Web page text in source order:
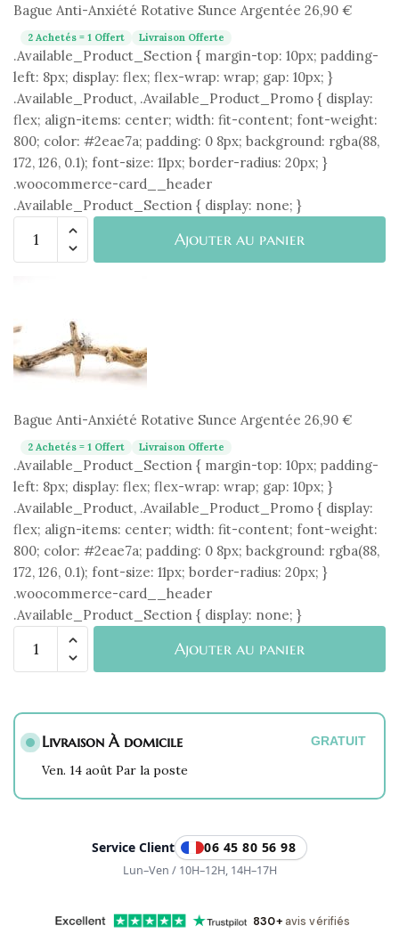
Bague Anti-Anxiété Rotative Sunce Argentée 26,90 €
2 Achetés = 1 Offert Livraison Offerte
.Available_Product_Section { margin-top: 10px; padding-
left: 8px; display: flex; flex-wrap: wrap; gap: 10px; }
.Available_Product, .Available_Product_Promo { display:
flex; align-items: center; width: fit-content; font-weight:
800; color: #2eae7a; padding: 0 8px; background: rgba(88,
172, 126, 0.1); font-size: 11px; border-radius: 20px; }
.woocommerce-card__header
.Available_Product_Section { display: none; }
Bague
Rotative
Sunce
Argentée
Ajouter au panier
Bague Anti-Anxiété Rotative Sunce Argentée 26,90 €
2 Achetés = 1 Offert Livraison Offerte
.Available_Product_Section { margin-top: 10px; padding-
left: 8px; display: flex; flex-wrap: wrap; gap: 10px; }
.Available_Product, .Available_Product_Promo { display:
flex; align-items: center; width: fit-content; font-weight:
800; color: #2eae7a; padding: 0 8px; background: rgba(88,
172, 126, 0.1); font-size: 11px; border-radius: 20px; }
.woocommerce-card__header
.Available_Product_Section { display: none; }
Bague
Anxiété
Rotative
Sunce
Ajouter au panier
Livraison À domicile GRATUIT
Ven. 14 août Par la poste
Service Client 06 45 80 56 98
Lun–Ven / 10H–12H, 14H–17H
830+avis vérifiés